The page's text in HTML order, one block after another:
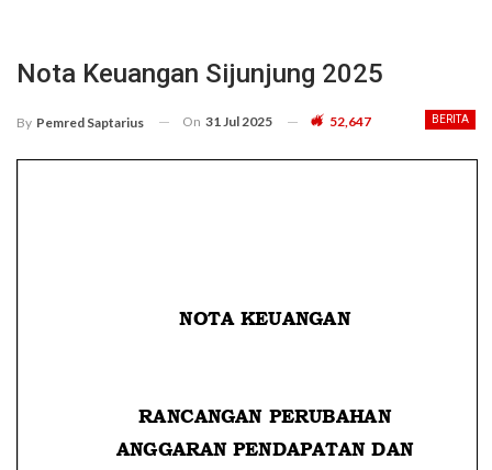
Nota Keuangan Sijunjung 2025
BERITA
By Pemred Saptarius On 31 Jul 2025 52,647